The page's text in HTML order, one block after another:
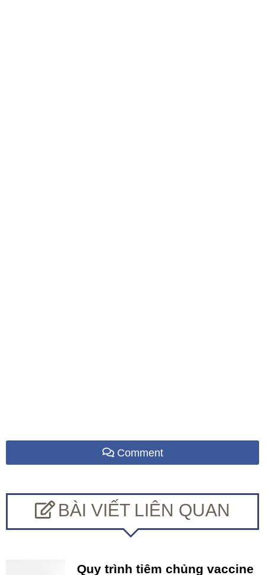
Comment
BÀI VIẾT LIÊN QUAN
Quy trình tiêm chủng vaccine